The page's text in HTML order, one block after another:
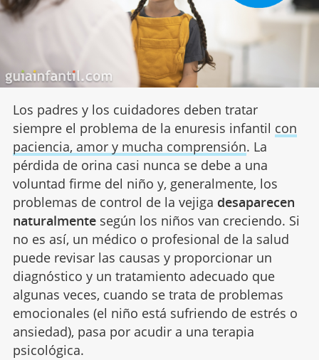
Los padres y los cuidadores deben tratar
siempre el problema de la enuresis infantil con
paciencia, amor y mucha comprensión. La
pérdida de orina casi nunca se debe a una
voluntad firme del niño y, generalmente, los
problemas de control de la vejiga desaparecen
naturalmentesegún los niños van creciendo. Si
no es así, un médico o profesional de la salud
puede revisar las causas y proporcionar un
diagnóstico y un tratamiento adecuado que
algunas veces, cuando se trata de problemas
emocionales (el niño está sufriendo de estrés o
ansiedad), pasa por acudir a una terapia
psicológica.